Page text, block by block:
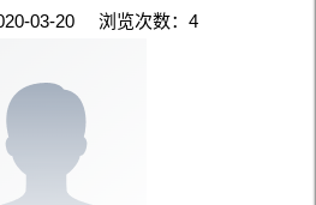
03-20 浏览次数： 4